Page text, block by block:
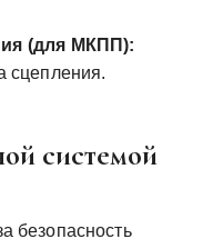
(для МКПП):
сцепления.
системой
безопасность